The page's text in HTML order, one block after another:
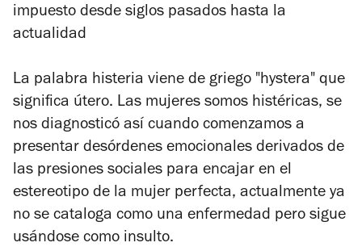
impuesto desde siglos pasados hasta la
actualidad
La palabra histeria viene de griego "hystera" que
significa útero. Las mujeres somos histéricas, se
nos diagnosticó así cuando comenzamos a
presentar desórdenes emocionales derivados de
las presiones sociales para encajar en el
estereotipo de la mujer perfecta, actualmente ya
no se cataloga como una enfermedad pero sigue
usándose como insulto.